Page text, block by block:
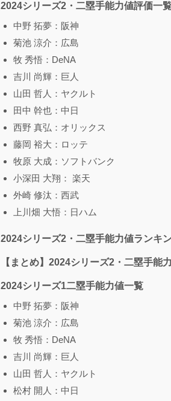
2024シリーズ2・二塁手能力値評価一
中野 拓夢：阪神
菊池 涼介：広島
牧 秀悟：DeNA
吉川 尚輝：巨人
山田 哲人：ヤクルト
田中 幹也：中日
西野 真弘：オリックス
藤岡 裕大：ロッテ
牧原 大成：ソフトバンク
小深田 大翔： 楽天
外崎 修汰：西武
上川畑 大悟：日ハム
2024シリーズ2・二塁手能力値ランキ
【まとめ】2024シリーズ2・二塁手能
2024シリーズ1二塁手能力値一覧
中野 拓夢：阪神
菊池 涼介：広島
牧 秀悟：DeNA
吉川 尚輝：巨人
山田 哲人：ヤクルト
松村 開人：中日